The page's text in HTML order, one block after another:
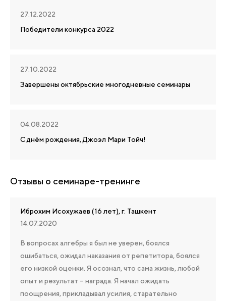
27.12.2022
Победители конкурса 2022
27.10.2022
Завершены октябрьские многодневные семинары
04.08.2022
С днём рождения, Джоэл Мари Тойч!
Отзывы о семинаре-тренинге
Иброхим Исохужаев (16 лет), г. Ташкент
14.07.2020
В вопросах алгебры я был не уверен, боялся
ошибаться, ожидал наказания от репетитора, боялся
его низкой оценки. Я осознал, что сама жизнь, любой
опыт и результат – награда. Я начал ожидать
поощрения, прикладывал усилия, старательно